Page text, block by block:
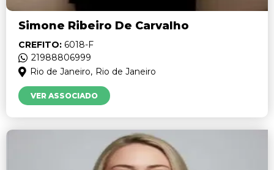
Simone Ribeiro De Carvalho
CREFITO: 6018-F
21988806999
Rio de Janeiro, Rio de Janeiro
VER ASSOCIADO